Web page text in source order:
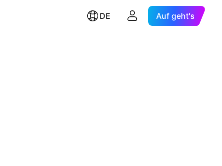
DE Auf geht's